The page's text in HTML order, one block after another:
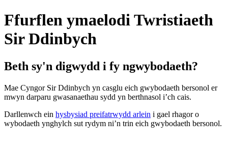
Ffurflen ymaelodi Twristiaeth
Sir Ddinbych
Beth sy'n digwydd i fy ngwybodaeth?
Mae Cyngor Sir Ddinbych yn casglu eich gwybodaeth bersonol er
mwyn darparu gwasanaethau sydd yn berthnasol i’ch cais.
Darllenwch ein hysbysiad preifatrwydd arlein i gael rhagor o
wybodaeth ynghylch sut rydym ni’n trin eich gwybodaeth bersonol.